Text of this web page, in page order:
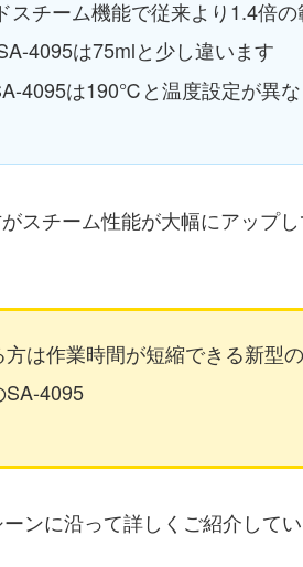
チーム機能で従来より1.4倍
4095は75mlと少し違います
4095は190℃と温度設定が異
スチーム性能が大幅にアップ
は作業時間が短縮できる新型
4095
ンに沿って詳しくご紹介してい